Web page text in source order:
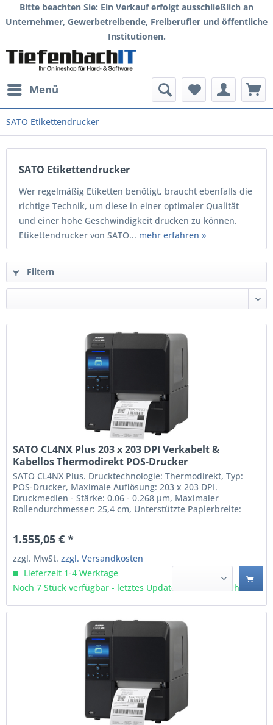
Bitte beachten Sie: Ein Verkauf erfolgt ausschließlich an
Unternehmer, Gewerbetreibende, Freiberufler und öffentliche
Institutionen.
Menü
SATO Etikettendrucker
SATO Etikettendrucker
Wer regelmäßig Etiketten benötigt, braucht ebenfalls die
richtige Technik, um diese in einer optimaler Qualität
und einer hohe Geschwindigkeit drucken zu können.
Etikettendrucker von SATO... mehr erfahren »
Filtern
SATO CL4NX Plus 203 x 203 DPI Verkabelt &
Kabellos Thermodirekt POS-Drucker
(WWCLP100NEU)
SATO CL4NX Plus. Drucktechnologie: Thermodirekt, Typ:
POS-Drucker, Maximale Auflösung: 203 x 203 DPI.
Druckmedien - Stärke: 0.06 - 0.268 µm, Maximaler
Rollendurchmesser: 25,4 cm, Unterstützte Papierbreite:
Schnittstelle: RS-232C. integrierte Barcodes: Code 129-
Auto,...
1.555,05 € *
zzgl. MwSt.zzgl. Versandkosten
Lieferzeit 1-4 Werktage
Noch 7 Stück verfügbar - letztes Update 09.08 - 3:03 Uhr